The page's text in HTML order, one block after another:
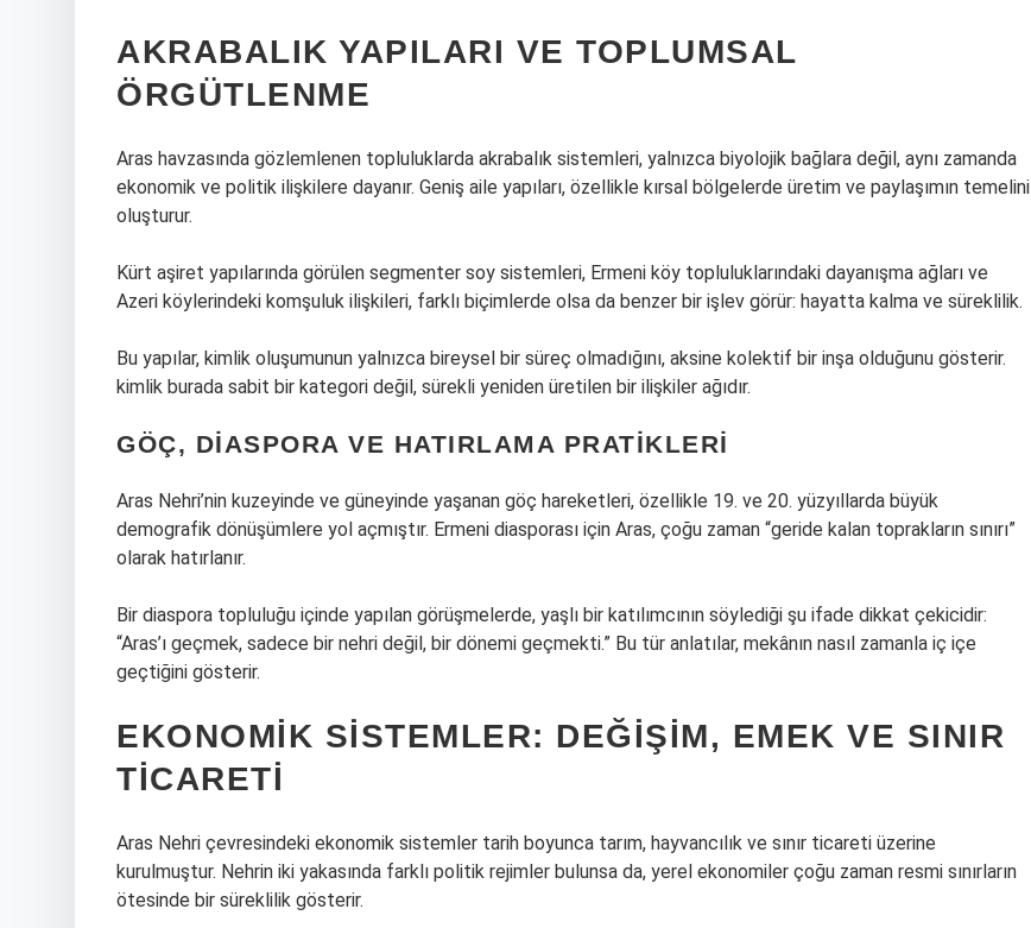
AKRABALIK YAPILARI VE TOPLUMSAL
ÖRGÜTLENME
Aras havzasında gözlemlenen topluluklarda akrabalık sistemleri, yalnızca biyolojik bağlara değil, aynı zamanda
ekonomik ve politik ilişkilere dayanır. Geniş aile yapıları, özellikle kırsal bölgelerde üretim ve paylaşımın temelini
oluşturur.
Kürt aşiret yapılarında görülen segmenter soy sistemleri, Ermeni köy topluluklarındaki dayanışma ağları ve
Azeri köylerindeki komşuluk ilişkileri, farklı biçimlerde olsa da benzer bir işlev görür: hayatta kalma ve süreklilik.
Bu yapılar, kimlik oluşumunun yalnızca bireysel bir süreç olmadığını, aksine kolektif bir inşa olduğunu gösterir.
kimlik burada sabit bir kategori değil, sürekli yeniden üretilen bir ilişkiler ağıdır.
GÖÇ, DIASPORA VE HATIRLAMA PRATIKLERI
Aras Nehri’nin kuzeyinde ve güneyinde yaşanan göç hareketleri, özellikle 19. ve 20. yüzyıllarda büyük
demografik dönüşümlere yol açmıştır. Ermeni diasporası için Aras, çoğu zaman “geride kalan toprakların sınırı”
olarak hatırlanır.
Bir diaspora topluluğu içinde yapılan görüşmelerde, yaşlı bir katılımcının söylediği şu ifade dikkat çekicidir:
“Aras’ı geçmek, sadece bir nehri değil, bir dönemi geçmekti.” Bu tür anlatılar, mekânın nasıl zamanla iç içe
geçtiğini gösterir.
EKONOMIK SISTEMLER: DEĞIŞIM, EMEK VE SINIR
TICARETI
Aras Nehri çevresindeki ekonomik sistemler tarih boyunca tarım, hayvancılık ve sınır ticareti üzerine
kurulmuştur. Nehrin iki yakasında farklı politik rejimler bulunsa da, yerel ekonomiler çoğu zaman resmi sınırların
ötesinde bir süreklilik gösterir.